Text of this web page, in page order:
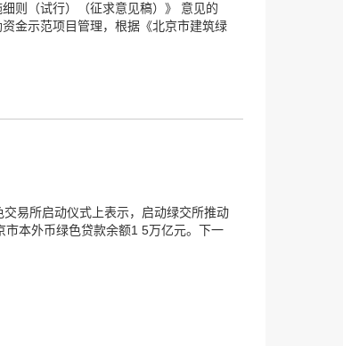
则（试行）（征求意见稿）》 意见的
金示范项目管理，根据《北京市建筑绿
易所启动仪式上表示，启动绿交所推动
本外币绿色贷款余额1 5万亿元。下一